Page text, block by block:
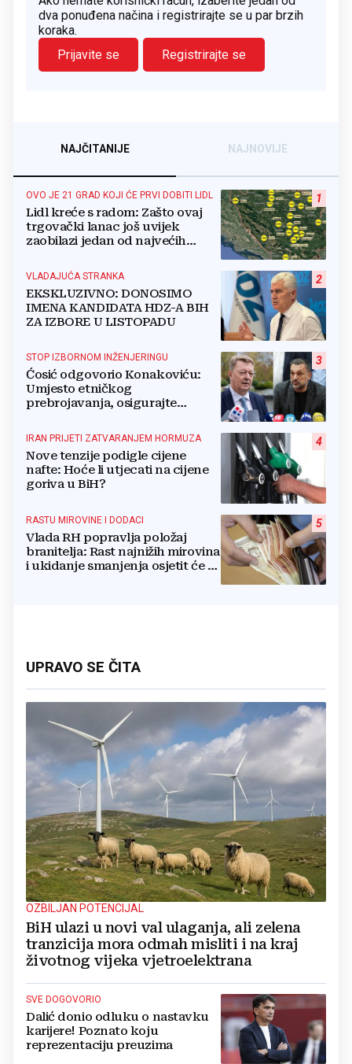
dva ponuđena načina i registrirajte se u par brzih
koraka.
Prijavite se
Registrirajte se
NAJČITANIJE NAJNOVIJE
1
OVO JE 21 GRAD KOJI ĆE PRVI DOBITI LIDL
Lidl kreće s radom: Zašto ovaj
trgovački lanac još uvijek
zaobilazi jedan od najvećih
2
VLADAJUĆA STRANKA
EKSKLUZIVNO: DONOSIMO
IMENA KANDIDATA HDZ-A BIH
ZA IZBORE U LISTOPADU
3
STOP IZBORNOM INŽENJERINGU
Ćosić odgovorio Konakoviću:
Umjesto etničkog
prebrojavanja, osigurajte
4
IRAN PRIJETI ZATVARANJEM HORMUZA
Nove tenzije podigle cijene
nafte: Hoće li utjecati na cijene
goriva u BiH?
5
RASTU MIROVINE I DODACI
Vlada RH popravlja položaj
branitelja: Rast najnižih mirovina
i ukidanje smanjenja osjetit će se
UPRAVO SE ČITA
OZBILJAN POTENCIJAL
BiH ulazi u novi val ulaganja, ali zelena
tranzicija mora odmah misliti i na kraj
životnog vijeka vjetroelektrana
SVE DOGOVORIO
Dalić donio odluku o nastavku
karijere! Poznato koju
reprezentaciju preuzima